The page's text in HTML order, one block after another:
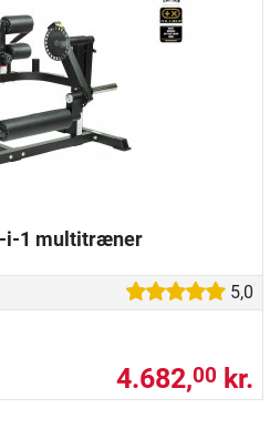
i-1 multitræner
5,0
4.682,00 kr.